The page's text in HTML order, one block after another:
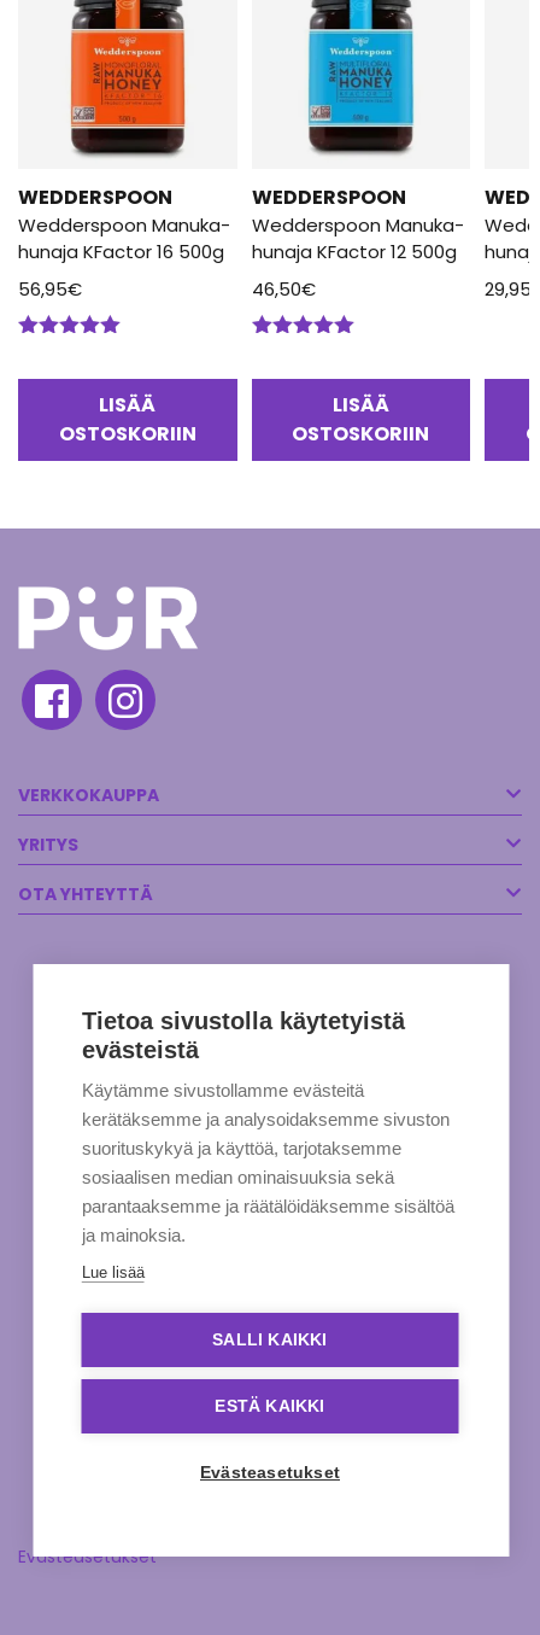
WEDDERSPOON
Wedderspoon Manuka-
hunaja KFactor 16 500g
56,95€
LISÄÄ
OSTOSKORIIN
WEDDERSPOON
Wedderspoon Manuka-
hunaja KFactor 12 500g
46,50€
LISÄÄ
OSTOSKORIIN
29,95
VERKKOKAUPPA
YRITYS
OTA YHTEYTTÄ
Evästeasetukset
Tietoa sivustolla käytetyistä
evästeistä
Käytämme sivustollamme evästeitä
kerätäksemme ja analysoidaksemme sivuston
suorituskykyä ja käyttöä, tarjotaksemme
sosiaalisen median ominaisuuksia sekä
parantaaksemme ja räätälöidäksemme sisältöä
ja mainoksia.
Lue lisää
SALLI KAIKKI
ESTÄ KAIKKI
Evästeasetukset